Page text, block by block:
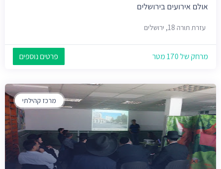
אולם אירועים בירושלים
עזרת תורה 18, ירושלים
מרחק של 170 מטר פרטים נוספים
מרכז קהילתי